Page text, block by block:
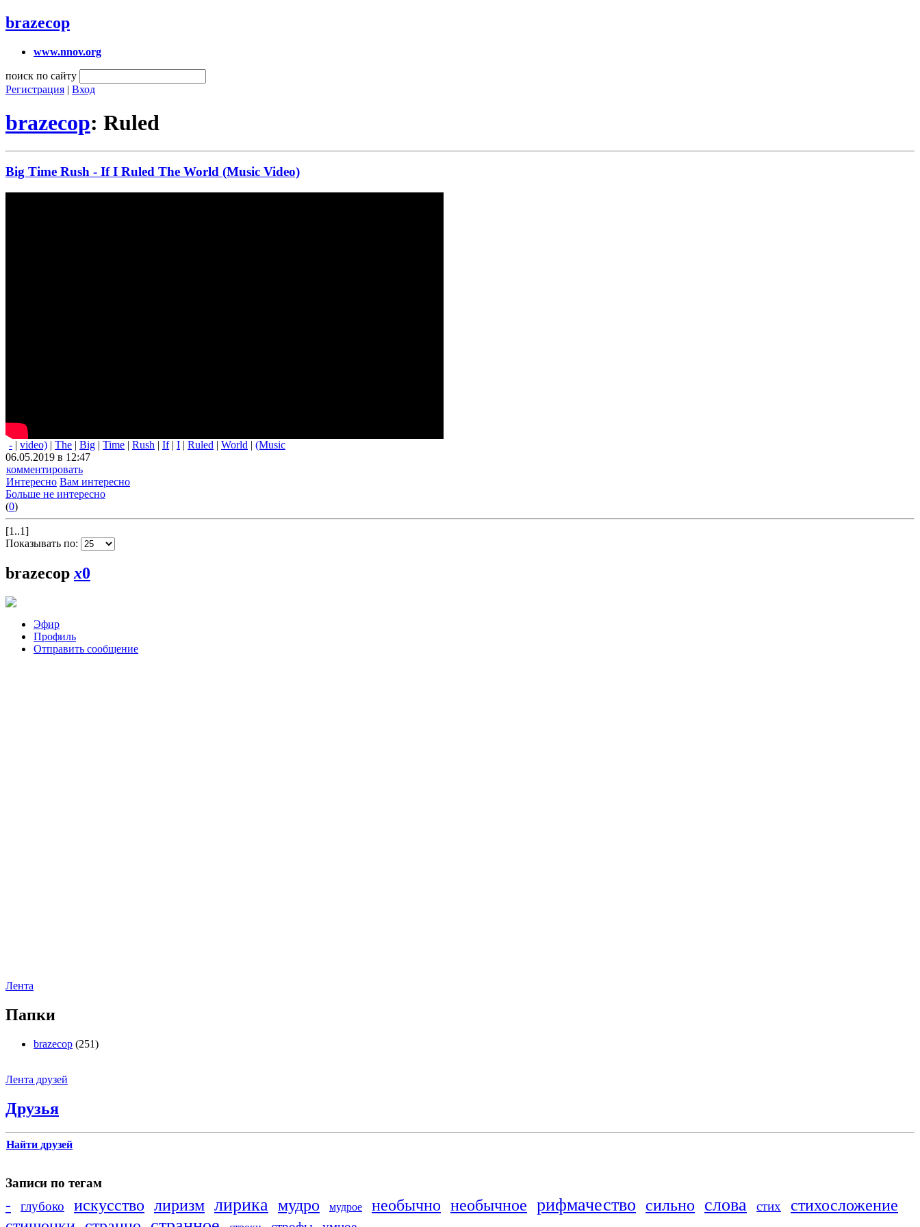
brazecop
www.nnov.org
поиск по сайту
Регистрация | Вход
brazecop: Ruled
Big Time Rush - If I Ruled The World (Music Video)
- | video) | The | Big | Time | Rush | If| I | Ruled | World | (Music
06.05.2019 в 12:47
комментировать
Интересно Вам интересно
Больше не интересно
(0)
[1..1]
Показывать по:
brazecop x0
Эфир
Профиль
Отправить сообщение
Лента
Папки
brazecop (251)
Лента друзей
Друзья
Найти друзей
Записи по тегам
- глубоко искусство лиризм лирика мудро мудрое необычно необычное рифмачество сильно слова стих
стихосложение